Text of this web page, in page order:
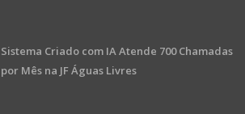
Sistema Criado com IA Atende 700 Chamadas
por Mês na JF Águas Livres